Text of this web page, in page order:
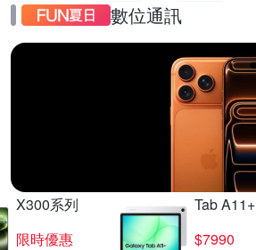
數位通訊
X300系列
限時優惠
Tab A11+
$7990